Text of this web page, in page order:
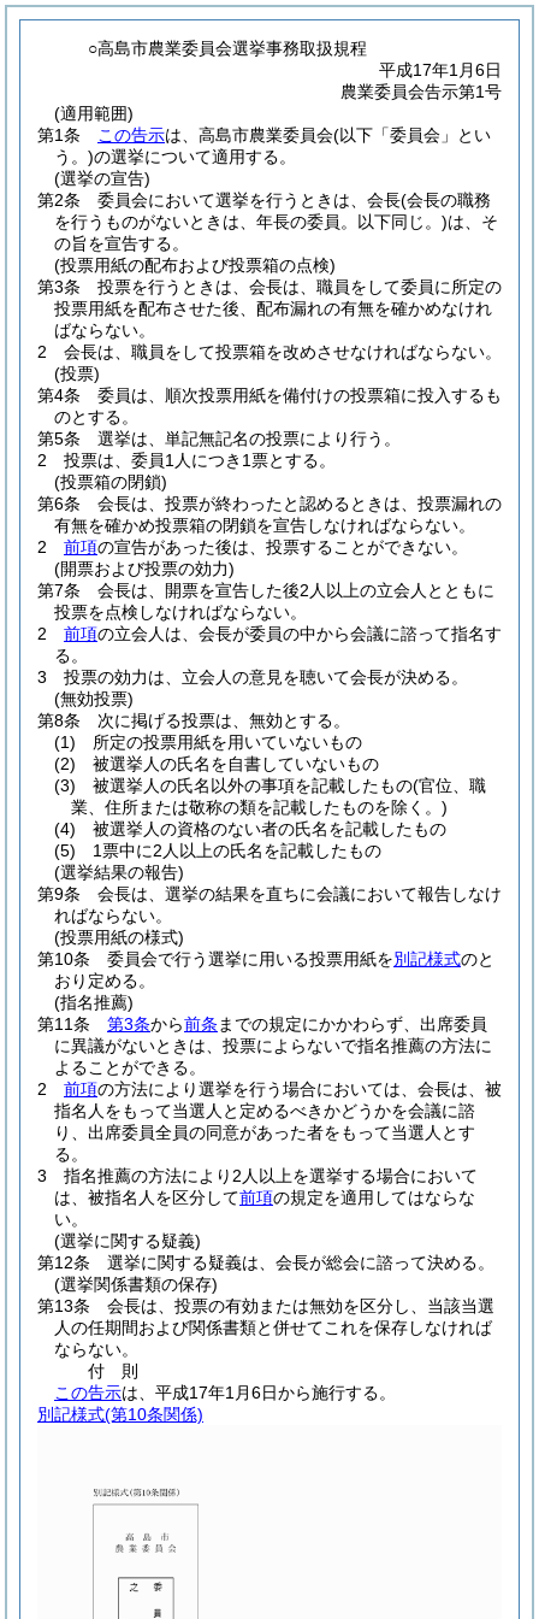
○高島市農業委員会選挙事務取扱規程
平成17年1月6日
農業委員会告示第1号
(適用範囲)
第1条
この告示は、高島市農業委員会(以下「委員会」とい
う。)の選挙について適用する。
(選挙の宣告)
第2条
委員会において選挙を行うときは、会長(会長の職務
を行うものがないときは、年長の委員。以下同じ。)は、そ
の旨を宣告する。
(投票用紙の配布および投票箱の点検)
第3条
投票を行うときは、会長は、職員をして委員に所定の
投票用紙を配布させた後、配布漏れの有無を確かめなけれ
ばならない。
2
会長は、職員をして投票箱を改めさせなければならない。
(投票)
第4条
委員は、順次投票用紙を備付けの投票箱に投入するも
のとする。
第5条
選挙は、単記無記名の投票により行う。
2
投票は、委員1人につき1票とする。
(投票箱の閉鎖)
第6条
会長は、投票が終わったと認めるときは、投票漏れの
有無を確かめ投票箱の閉鎖を宣告しなければならない。
2
前項の宣告があった後は、投票することができない。
(開票および投票の効力)
第7条
会長は、開票を宣告した後2人以上の立会人とともに
投票を点検しなければならない。
2
前項の立会人は、会長が委員の中から会議に諮って指名す
る。
3
投票の効力は、立会人の意見を聴いて会長が決める。
(無効投票)
第8条
次に掲げる投票は、無効とする。
(1)
所定の投票用紙を用いていないもの
(2)
被選挙人の氏名を自書していないもの
(3)
被選挙人の氏名以外の事項を記載したもの(官位、職
業、住所または敬称の類を記載したものを除く。)
(4)
被選挙人の資格のない者の氏名を記載したもの
(5)
1票中に2人以上の氏名を記載したもの
(選挙結果の報告)
第9条
会長は、選挙の結果を直ちに会議において報告しなけ
ればならない。
(投票用紙の様式)
第10条
委員会で行う選挙に用いる投票用紙を別記様式のと
おり定める。
(指名推薦)
第11条
第3条から前条 までの規定にかかわらず、出席委員
に異議がないときは、投票によらないで指名推薦の方法に
よることができる。
2
前項の方法により選挙を行う場合においては、会長は、被
指名人をもって当選人と定めるべきかどうかを会議に諮
り、出席委員全員の同意があった者をもって当選人とす
る。
3
指名推薦の方法により2人以上を選挙する場合において
は、被指名人を区分して前項の規定を適用してはならな
い。
(選挙に関する疑義)
第12条
選挙に関する疑義は、会長が総会に諮って決める。
(選挙関係書類の保存)
第13条
会長は、投票の有効または無効を区分し、当該当選
人の任期間および関係書類と併せてこれを保存しなければ
ならない。
付 則
この告示は、平成17年1月6日から施行する。
別記様式(第10条関係)